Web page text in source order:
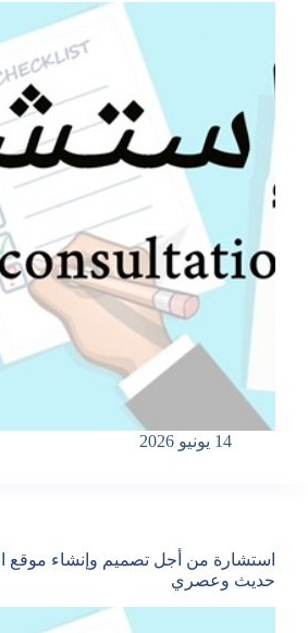
14 يونيو 2026
استشارة من أجل تصميم وإنشاء موقع
حديث وعصري